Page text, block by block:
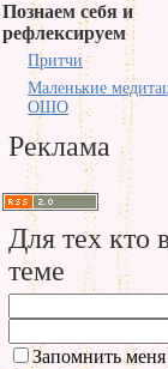
Познаем себя и
рефлексируем
Притчи
Маленькие
ОШО
Реклама
Для тех кто
теме
Запомнить меня